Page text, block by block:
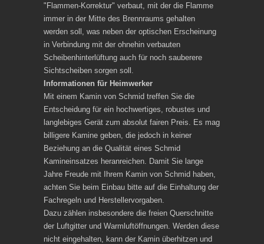
"Flammen-Korrektur" verbaut, mit der die Flamme
immer in der Mitte des Brennraums gehalten
werden soll, was neben der optischen Erscheinung
in Verbindung mit der ohnehin verbauten
Scheibenhinterlüftung auch für noch sauberere
Sichtscheiben sorgen soll.
Informationen für Heimwerker
Mit einem Kamin von Schmid treffen Sie die
Entscheidung für ein hochwertiges, robustes und
langlebiges Gerät zum absolut fairen Preis. Es mag
billigere Kamine geben, die jedoch in keiner
Beziehung an die Qualität eines Schmid
Kamineinsatzes heranreichen. Damit Sie lange
Jahre Freude mit Ihrem Kamin von Schmid haben,
achten Sie beim Einbau bitte auf die Einhaltung der
Fachregeln und Herstellervorgaben.
Dazu zählen insbesondere die freien Querschnitte
der Luftgitter und Warmluftöffnungen. Werden diese
nicht eingehalten, kann der Kamin überhitzen und